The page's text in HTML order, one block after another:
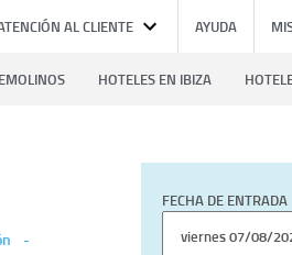
AL CLIENTE AYUDA
HOTELES EN IBIZA
-
FECHA DE ENTRADA